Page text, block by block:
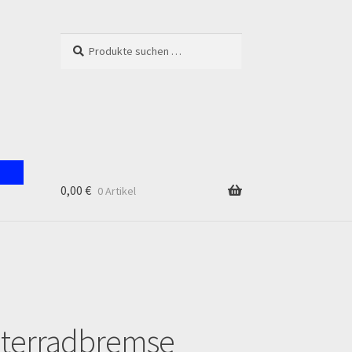
nach:
0,00 € 0 Artikel